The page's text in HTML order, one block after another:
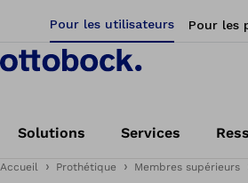
Pour les utilisateurs Pour les
Solutions Services
Accueil Prothétique Membres supérieurs